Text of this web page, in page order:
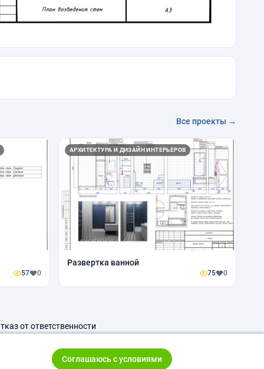
Все проекты →
57 0
АРХИТЕКТУРА И ДИЗАЙН ИНТЕРЬЕРОВ
Развертка ванной
75 0
от ответственности
Соглашаюсь с условиями